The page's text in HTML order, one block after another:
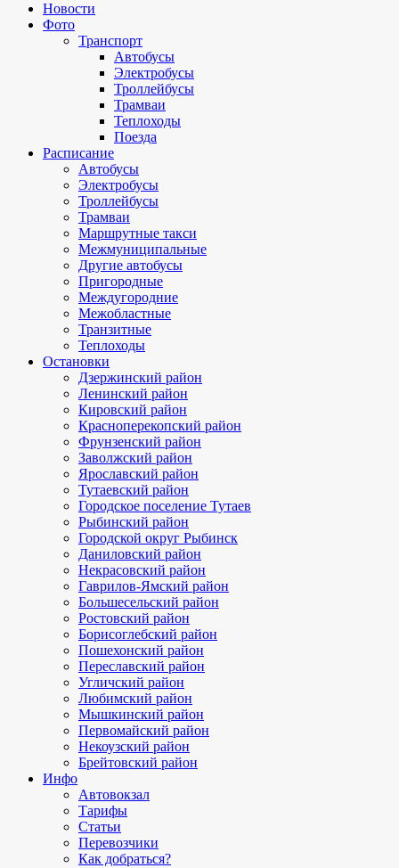
Новости
Фото
Транспорт
Автобусы
Электробусы
Троллейбусы
Трамваи
Теплоходы
Поезда
Расписание
Автобусы
Электробусы
Троллейбусы
Трамваи
Маршрутные такси
Межмуниципальные
Другие автобусы
Пригородные
Междугородние
Межобластные
Транзитные
Теплоходы
Остановки
Дзержинский район
Ленинский район
Кировский район
Красноперекопский район
Фрунзенский район
Заволжский район
Ярославский район
Тутаевский район
Городское поселение Тутаев
Рыбинский район
Городской округ Рыбинск
Даниловский район
Некрасовский район
Гаврилов-Ямский район
Большесельский район
Ростовский район
Борисоглебский район
Пошехонский район
Переславский район
Угличский район
Любимский район
Мышкинский район
Первомайский район
Некоузский район
Брейтовский район
Инфо
Автовокзал
Тарифы
Статьи
Перевозчики
Как добраться?